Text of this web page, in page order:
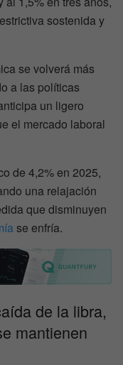
sostenida y
se volverá más
a las políticas
un ligero
el mercado laboral
de 4,2% en 2025,
una relajación
que disminuyen
se enfría.
de la libra,
mantienen